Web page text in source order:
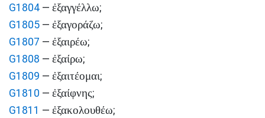
G1804 — ἐξαγγέλλω;
G1805 — ἐξαγοράζω;
G1807 — ἐξαιρέω;
G1808 — ἐξαίρω;
G1809 — ἐξαιτέομαι;
G1810 — ἐξαίφνης;
G1811 — ἐξακολουθέω;